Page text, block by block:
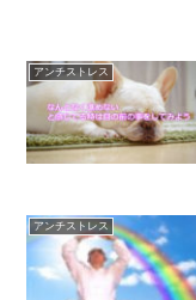
アンチストレス
アンチストレス